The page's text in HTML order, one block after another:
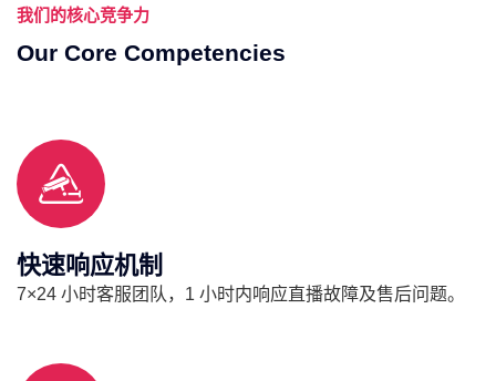
我们的核心竞争力
Our Core Competencies
快速响应机制
7×24 小时客服团队，1 小时内响应直播故障及售后问题。